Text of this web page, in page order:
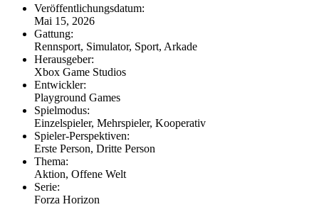
Veröffentlichungsdatum:
Mai 15, 2026
Gattung:
Rennsport, Simulator, Sport, Arkade
Herausgeber:
Xbox Game Studios
Entwickler:
Playground Games
Spielmodus:
Einzelspieler, Mehrspieler, Kooperativ
Spieler-Perspektiven:
Erste Person, Dritte Person
Thema:
Aktion, Offene Welt
Serie:
Forza Horizon